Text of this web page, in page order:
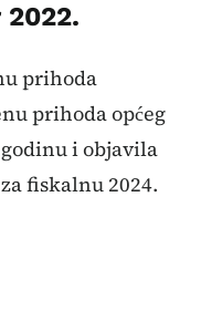
prihoda
prihoda općeg
i objavila
fiskalnu 2024.